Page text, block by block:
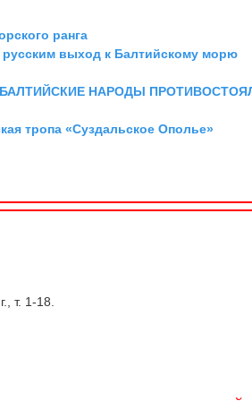
ранга
выход к Балтийскому морю
НАРОДЫ
тропа «Суздальское Ополье»
т. 1-18.